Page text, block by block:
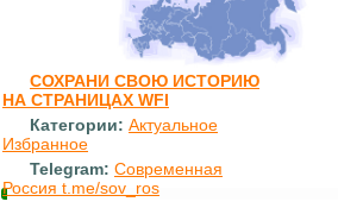
СОХРАНИ СВОЮ ИСТОРИЮ
НА СТРАНИЦАХ WFI
Категории: Актуальное
Избранное
Telegram: Современная
Россия t.me/sov_ros